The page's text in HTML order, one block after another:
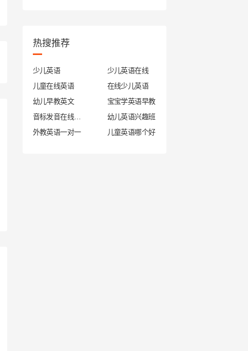
热搜推荐
少儿英语
少儿英语在线
儿童在线英语
在线少儿英语
幼儿早教英文
宝宝学英语早教
幼儿英语兴趣班
外教英语一对一
儿童英语哪个好